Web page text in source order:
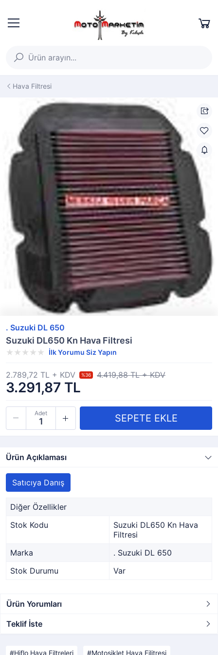
Hava Filtresi
. Suzuki DL 650
Suzuki DL650 Kn Hava Filtresi
İlk Yorumu Siz Yapın
3.291,87 TL
2.789,72 TL + KDV %36 4.419,88 TL + KDV
Adet
Ürün Açıklaması
Satıcıya Danış
Diğer Özellikler
Stok Kodu
Suzuki DL650 Kn Hava
Filtresi
Marka
. Suzuki DL 650
Stok Durumu
Var
Ürün Yorumları
Teklif İste
Hiflo Hava Filtreleri Motosiklet Hava Filitresi